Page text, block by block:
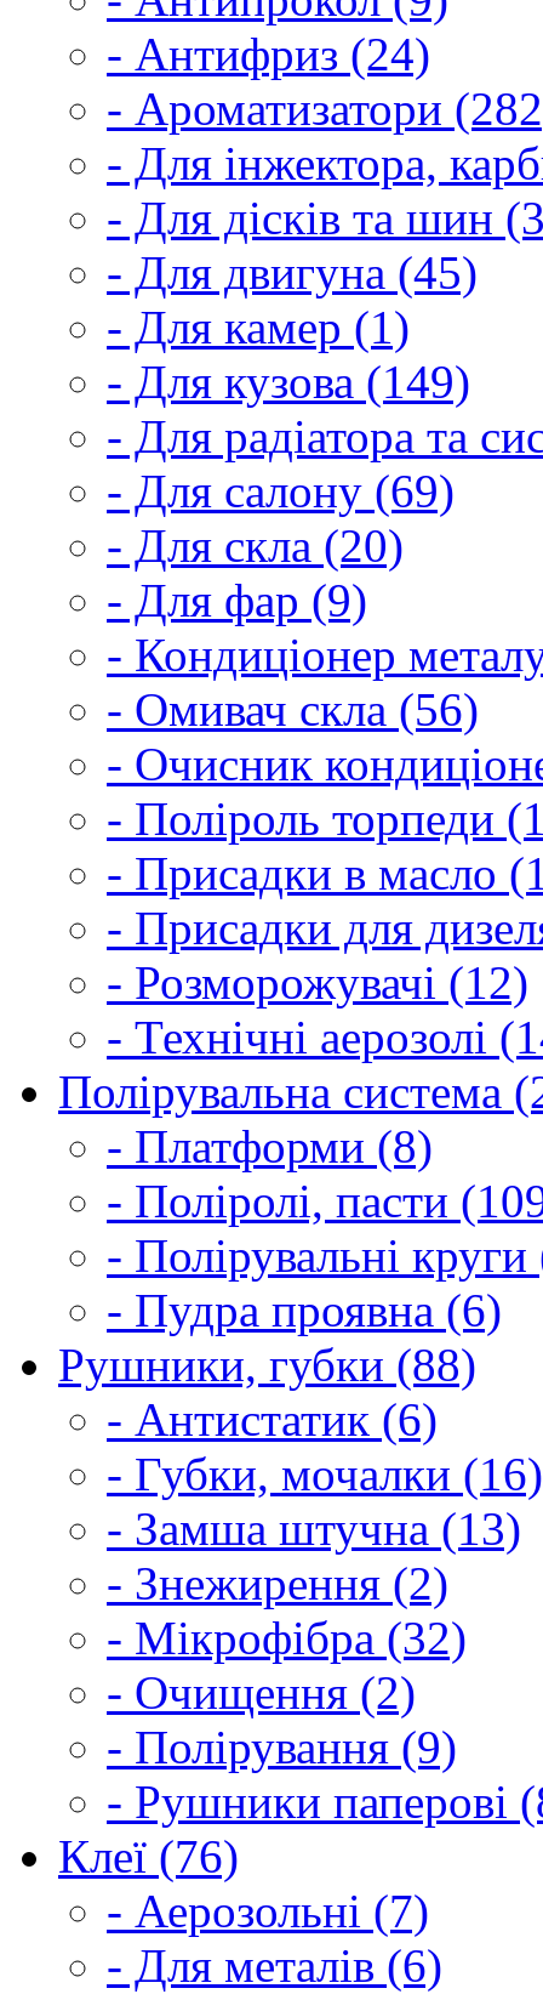
- Антифриз (24)
- Ароматизатори
- Для інжектора,
- Для дісків та шин
- Для двигуна (45)
- Для камер (1)
- Для кузова (149)
- Для радіатора та
- Для салону (69)
- Для скла (20)
- Для фар (9)
- Кондиціонер
- Омивач скла (56)
- Очисник
- Поліроль торпеди
- Присадки в масло
- Присадки для
- Розморожувачі (12)
- Технічні аерозолі
Полірувальна система
- Платформи (8)
- Поліролі, пасти
- Полірувальні
- Пудра проявна (6)
Рушники, губки (88)
- Антистатик (6)
- Губки, мочалки (16)
- Замша штучна (13)
- Знежирення (2)
- Мікрофібра (32)
- Очищення (2)
- Полірування (9)
- Рушники паперові
Клеї (76)
- Аерозольні (7)
- Для металів (6)